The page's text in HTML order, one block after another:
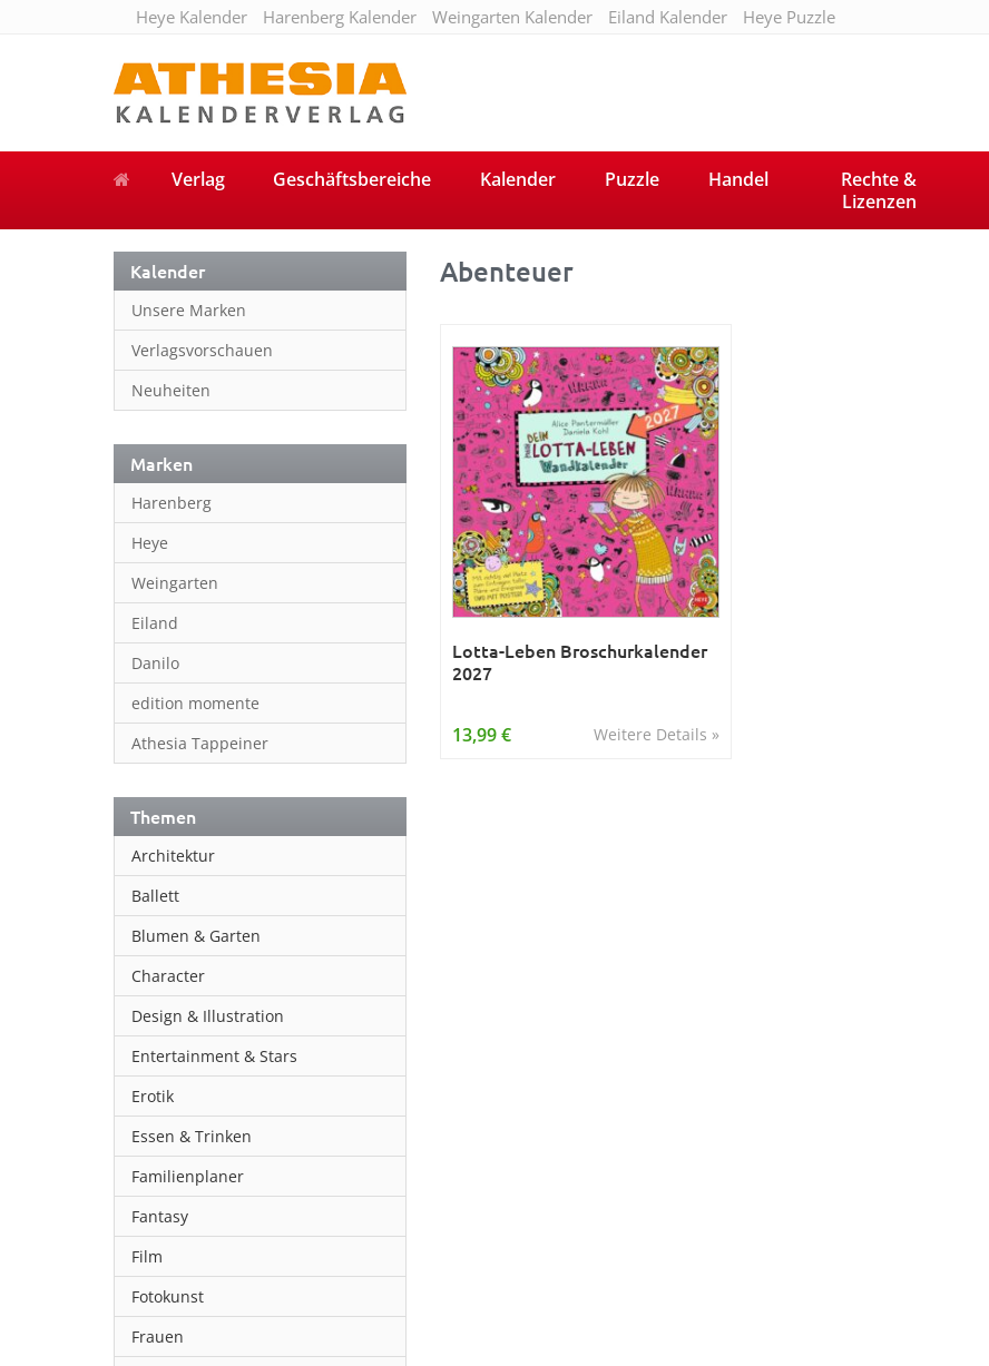
Heye Kalender Harenberg Kalender Weingarten Kalender Eiland Kalender Heye Puzzle
Verlag Geschäftsbereiche Kalender Puzzle Handel
Rechte &
Lizenzen
Kalender
Unsere Marken
Verlagsvorschauen
Neuheiten
Marken
Harenberg
Heye
Weingarten
Eiland
Danilo
edition momente
Athesia Tappeiner
Themen
Architektur
Ballett
Blumen & Garten
Character
Design & Illustration
Entertainment & Stars
Erotik
Essen & Trinken
Familienplaner
Fantasy
Film
Fotokunst
Frauen
Abenteuer
Lotta-Leben Broschurkalender
2027
Weitere Details »
13,99 €